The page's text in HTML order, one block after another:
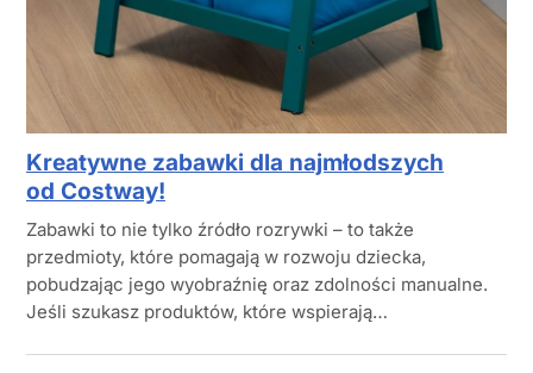
Kreatywne zabawki dla najmłodszych
od Costway!
Zabawki to nie tylko źródło rozrywki – to także
przedmioty, które pomagają w rozwoju dziecka,
pobudzając jego wyobraźnię oraz zdolności manualne.
Jeśli szukasz produktów, które wspierają…